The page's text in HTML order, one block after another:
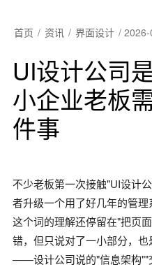
首页 / 资讯 / 界面设计 / 2026-
UI设计公司
小企业老板
件事
不少老板第一次接触"UI设计
者升级一个用了好几年的管
这个词的理解还停留在"把页
错，但只说对了一小部分，
——设计公司说的"信息架构""